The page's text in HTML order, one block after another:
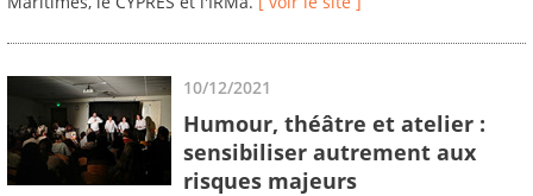
10/12/2021
Humour, théâtre et atelier :
sensibiliser autrement aux
risques majeurs